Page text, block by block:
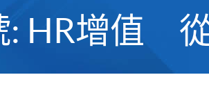
: HR增值